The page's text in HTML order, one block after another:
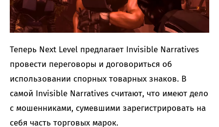
Теперь Next Level предлагает Invisible Narratives
провести переговоры и договориться об
использовании спорных товарных знаков. В
самой Invisible Narratives считают, что имеют дело
с мошенниками, сумевшими зарегистрировать на
себя часть торговых марок.